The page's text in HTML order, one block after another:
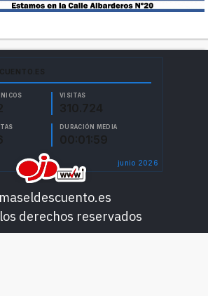
derechos reservados